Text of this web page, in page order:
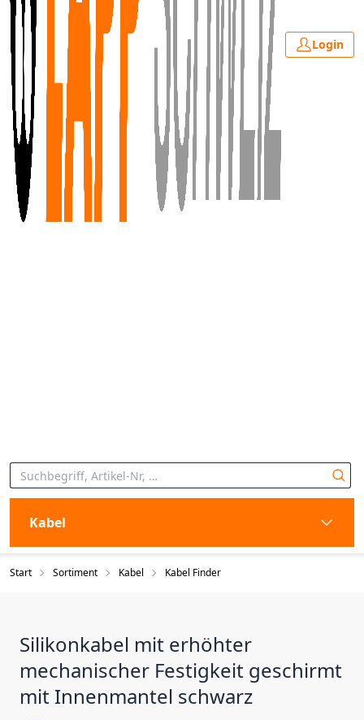
Login
Kabel
Start Sortiment Kabel Kabel Finder
Silikonkabel mit erhöhter
mechanischer Festigkeit geschirmt
mit Innenmantel schwarz